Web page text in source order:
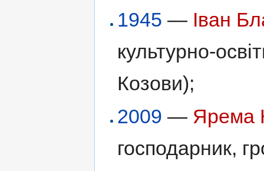
1945 — Іван
культурно-
Козови);
2009 — Ярема
господарник,